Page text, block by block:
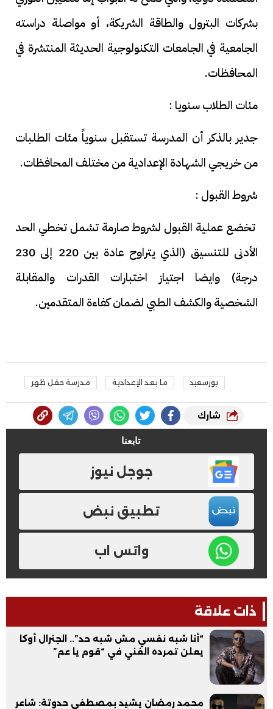
بشركات البترول والطاقة الشريكة، أو مواصلة دراسته
الجامعية في الجامعات التكنولوجية الحديثة المنتشرة في
المحافظات.
مئات الطلاب سنويا :
جدير بالذكر أن المدرسة تستقبل سنوياً مئات الطلبات
من خريجي الشهادة الإعدادية من مختلف المحافظات.
شروط القبول :
تخضع عملية القبول لشروط صارمة تشمل تخطي الحد
الأدنى للتنسيق (الذي يتراوح عادة بين 220 إلى 230
درجة) وايضا اجتياز اختبارات القدرات والمقابلة
الشخصية والكشف الطبي لضمان كفاءة المتقدمين.
بورسعيد ما بعد الإعدادية مدرسة حقل ظهر
شارك
تابعنا
جوجل نيوز
تطبيق نبض
واتس اب
ذات علاقة
“أنا شبه نفسي مش شبه حد”.. الجنرال أوكا
يعلن تمرده الفني في “قوم يا عم”
محمد رمضان يشيد بمصطفى حدوتة: شاعر